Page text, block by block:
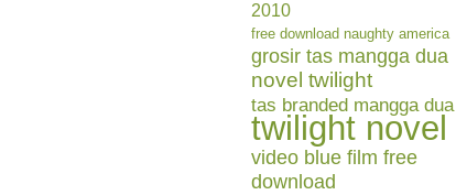
2010
free download naughty america
grosir tas mangga dua
novel twilight
tas branded mangga dua
twilight novel
video blue film free
download